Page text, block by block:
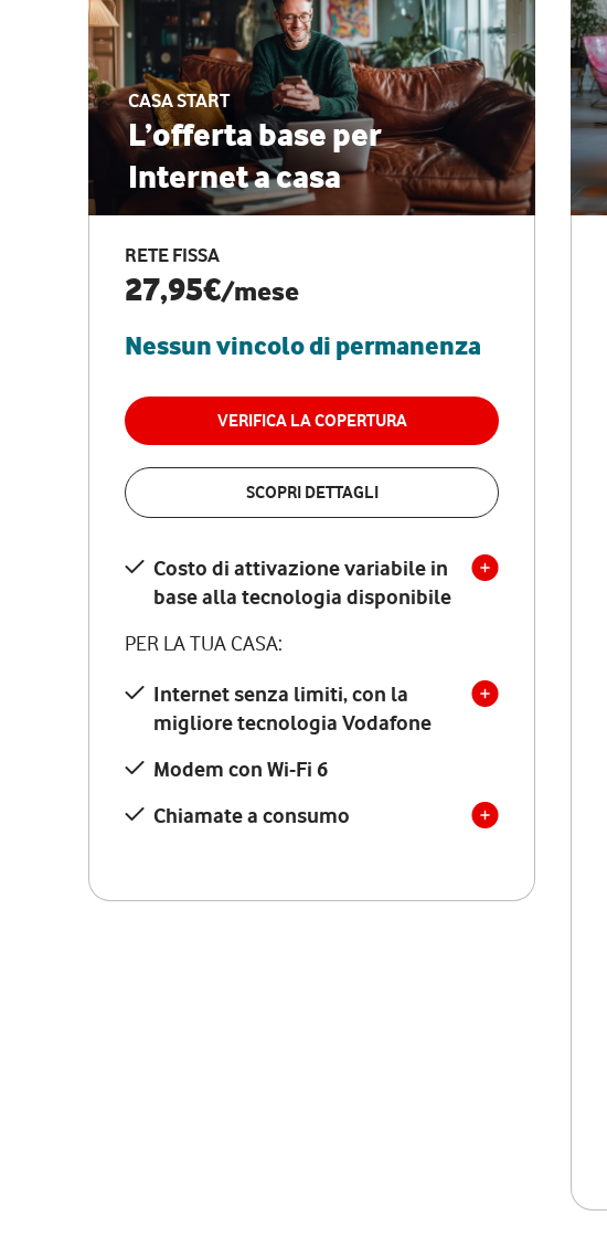
CASA START
L’offerta base per
Internet a casa
RETE FISSA
27,95€/mese
Nessun vincolo di permanenza
VERIFICA LA COPERTURA
SCOPRI DETTAGLI
Costo di attivazione variabile in
base alla tecnologia disponibile
PER LA TUA CASA:
Internet senza limiti, con la
migliore tecnologia Vodafone
Modem con Wi-Fi 6
Chiamate a consumo